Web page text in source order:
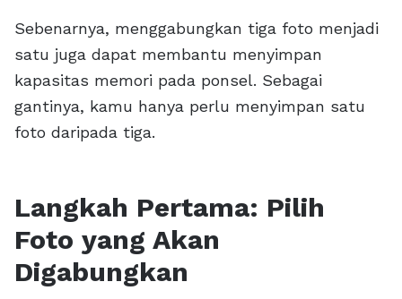
Sebenarnya, menggabungkan tiga foto menjadi
satu juga dapat membantu menyimpan
kapasitas memori pada ponsel. Sebagai
gantinya, kamu hanya perlu menyimpan satu
foto daripada tiga.
Langkah Pertama: Pilih
Foto yang Akan
Digabungkan